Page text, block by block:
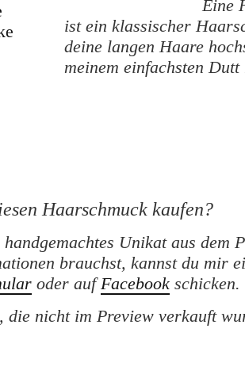
Eine
ist ein klassischer
deine langen Haare
meinem einfachsten
Haarschmuck kaufen?
handgemachtes Unikat aus dem
brauchst, kannst du mir
oder aufFacebook
die nicht im Preview verkauft